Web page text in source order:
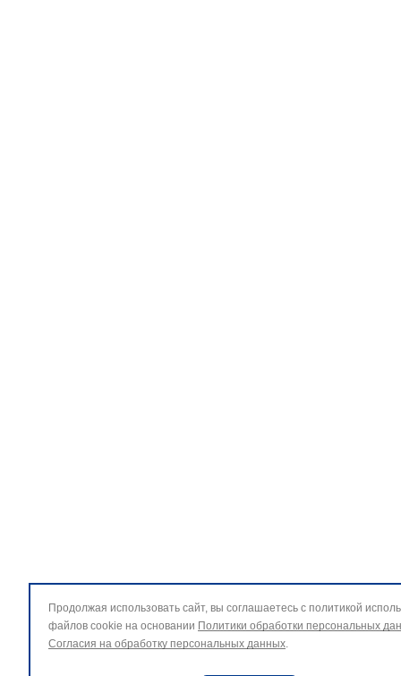
Продолжая использовать сайт, вы соглашаетесь с политикой
файлов cookie на основании Политики обработки персональных
Согласия на обработку персональных данных.